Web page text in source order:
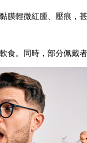
微紅腫、壓痕，甚
同時，部分佩戴者